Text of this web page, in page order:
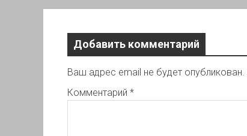
Добавить комментарий
Ваш адрес email не будет опубликован.
Комментарий *